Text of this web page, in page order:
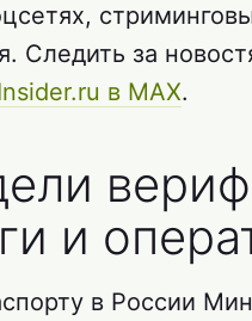
Следить за
в MAX.
и
в России